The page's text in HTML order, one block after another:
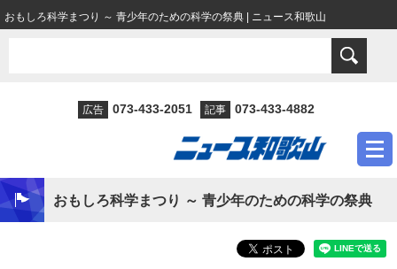
おもしろ科学まつり ～ 青少年のための科学の祭典 | ニュース和歌山
広告 073-433-2051 記事 073-433-4882
おもしろ科学まつり ～ 青少年のための科学の祭典